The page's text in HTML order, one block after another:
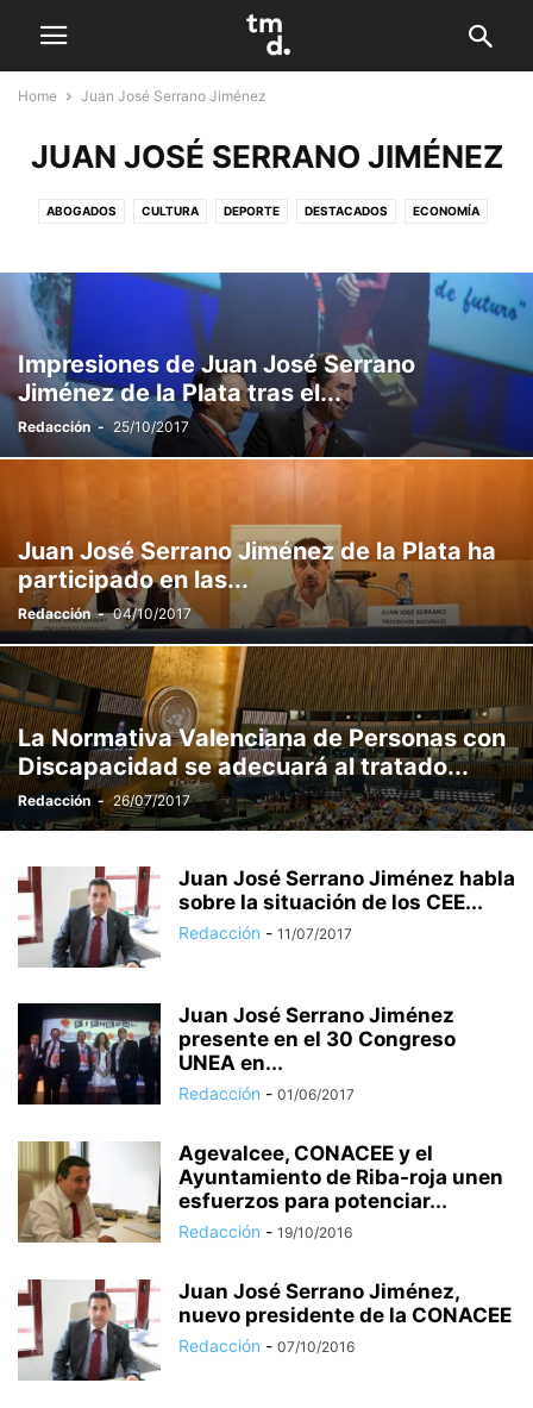
Home Juan José Serrano Jiménez
JUAN JOSÉ SERRANO JIMÉNEZ
ABOGADOS CULTURA DEPORTE DESTACADOS ECONOMÍA
LIFESTYLE LOCAL MARKETING SALUD VIRAL
Impresiones de Juan José Serrano
Jiménez de la Plata tras el...
Redacción - 25/10/2017
Juan José Serrano Jiménez de la Plata ha
participado en las...
Redacción - 04/10/2017
La Normativa Valenciana de Personas con
Discapacidad se adecuará al tratado...
Redacción - 26/07/2017
Juan José Serrano Jiménez habla
sobre la situación de los CEE...
Redacción - 11/07/2017
Juan José Serrano Jiménez
presente en el 30 Congreso
UNEA en...
Redacción - 01/06/2017
Agevalcee, CONACEE y el
Ayuntamiento de Riba-roja unen
esfuerzos para potenciar...
Redacción - 19/10/2016
Juan José Serrano Jiménez,
nuevo presidente de la CONACEE
Redacción - 07/10/2016